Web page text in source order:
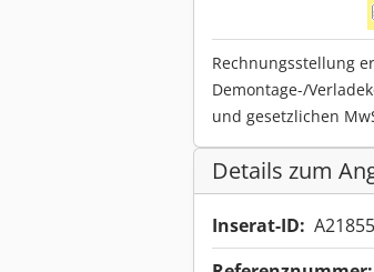
Rechnungsstellung
Demontage-/
und gesetzlichen
Details zum
Inserat-ID: